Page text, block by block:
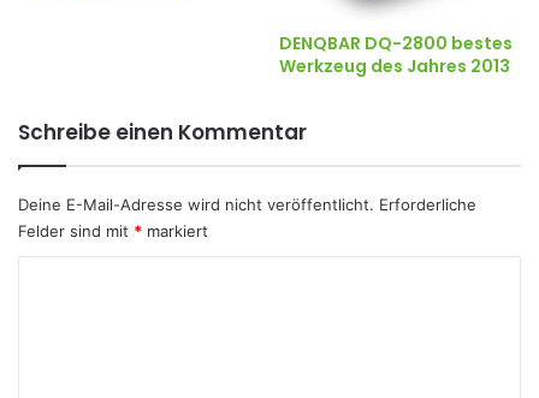
DENQBAR DQ-2800 bestes
Werkzeug des Jahres 2013
Schreibe einen Kommentar
Deine E-Mail-Adresse wird nicht veröffentlicht. Erforderliche
Felder sind mit * markiert